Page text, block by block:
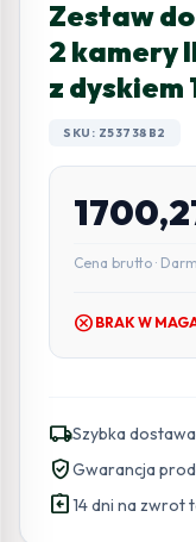
Zestaw
2 kamery
z dyskiem
SKU: Z53738B2
Cena brutto ·
cancel BRAK W
local_shippingSzybka
verified_userGwarancja
assignment_return14 dni na zwrot